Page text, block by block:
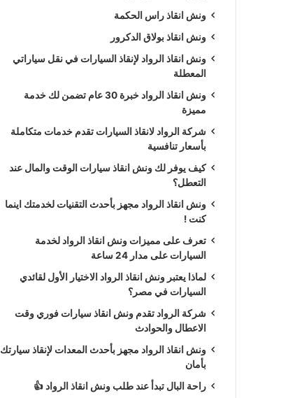
ونش انقاذ راس الحكمة
ونش انقاذ بولاق الدكرور
ونش انقاذ الرواد لإنقاذ السيارات في نقل سياراتي
المعطلة
ونش انقاذ الرواد خبرة 30 عام تضمن لك خدمة
مميزة
شركة الرواد لانقاذ السيارات تقدم خدمات متكاملة
بأسعار تنافسية
كيف يوفر لك ونش انقاذ سيارات الوقت والمال عند
التعطل؟
ونش انقاذ الرواد مجهز بأحدث التقنيات لخدمتك اينما
كنت !
تعرف على مميزات ونش انقاذ الرواد لخدمة
السيارات على مدار 24 ساعة
لماذا يعتبر ونش انقاذ الرواد الاختيار الأول لقائدي
السيارات في مصر؟
شركة الرواد تقدم ونش انقاذ سيارات فوري وقت
الاعطال والحوادث
ونش انقاذ الرواد مجهز بأحدث المعدات لإنقاذ سيارتك
بأمان
راحة البال تبدأ عند طلب ونش انقاذ الرواد 👍